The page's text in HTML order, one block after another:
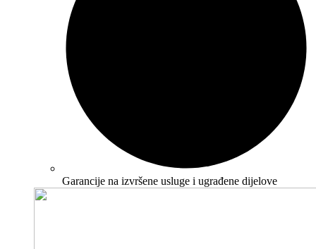
Garancije na izvršene usluge i ugrađene dijelove